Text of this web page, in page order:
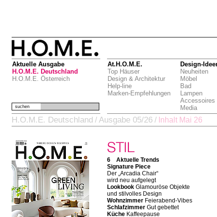
Aktuelle Ausgabe
H.O.M.E. Deutschland
H.O.M.E. Österreich
At.H.O.M.E.
Top Häuser
Design & Architektur
Help-line
Marken-Empfehlungen
Design-
Neuheiten
Möbel
Bad
Lampen
Accessoires
Media
suchen
H.O.M.E. Deutschland / Ausgabe 05/26 / Inhalt Mai 26
6 Aktuelle Trends
Signature Piece
Der „Arcadia Chair“
wird neu aufgelegt
Lookbook Glamouröse Objekte
und stilvolles Design
Wohnzimmer Feierabend-Vibes
Schlafzimmer Gut gebettet
Küche Kaffeepause